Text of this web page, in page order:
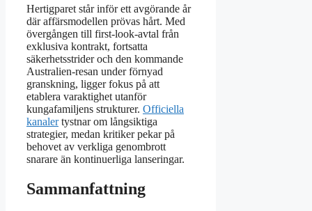
Hertigparet står inför ett avgörande år
där affärsmodellen prövas hårt. Med
övergången till first-look-avtal från
exklusiva kontrakt, fortsatta
säkerhetsstrider och den kommande
Australien-resan under förnyad
granskning, ligger fokus på att
etablera varaktighet utanför
kungafamiljens strukturer. Officiella
kanalertystnar om långsiktiga
strategier, medan kritiker pekar på
behovet av verkliga genombrott
snarare än kontinuerliga lanseringar.
Sammanfattning